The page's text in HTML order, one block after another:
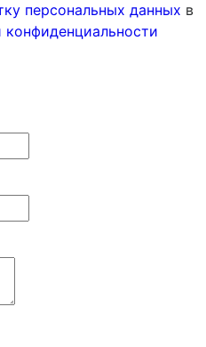
персональных данных в
конфиденциальности